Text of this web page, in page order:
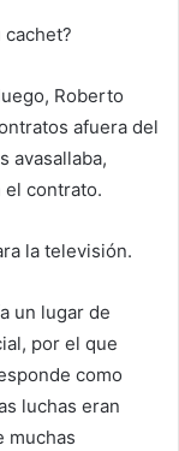
Roberto
afuera del
avasallaba,
el contrato.
la televisión.
un lugar de
por el que
como
luchas eran
muchas